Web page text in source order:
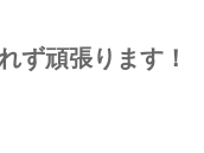
ず頑張ります！